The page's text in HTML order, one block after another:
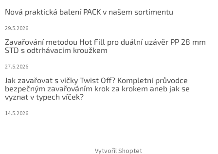
Nová praktická balení PACK v našem sortimentu
29.5.2026
Zavařování metodou Hot Fill pro duální uzávěr PP 28 mm
STD s odtrhávacím kroužkem
27.5.2026
Jak zavařovat s víčky Twist Off? Kompletní průvodce
bezpečným zavařováním krok za krokem aneb jak se
vyznat v typech víček?
14.5.2026
Vytvořil Shoptet